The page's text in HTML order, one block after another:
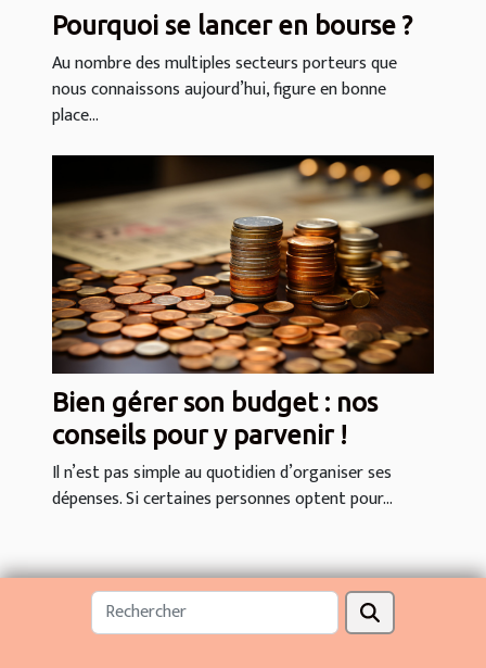
Pourquoi se lancer en bourse ?
Au nombre des multiples secteurs porteurs que
nous connaissons aujourd’hui, figure en bonne
place...
Bien gérer son budget : nos
conseils pour y parvenir !
Il n’est pas simple au quotidien d’organiser ses
dépenses. Si certaines personnes optent pour...